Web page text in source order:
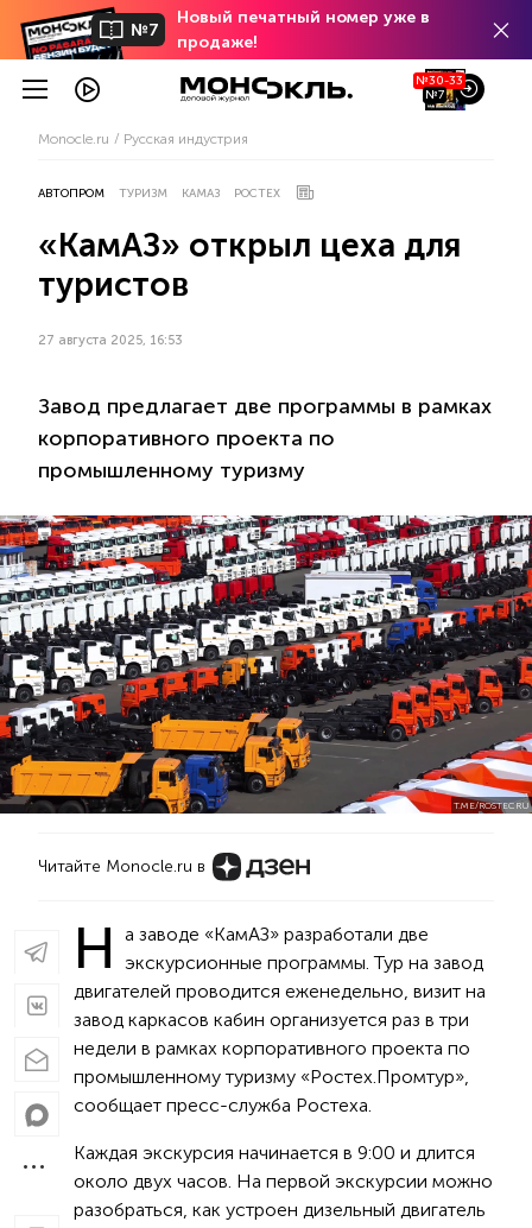
№7
Новый печатный номер уже в
продаже!
№30-33
№7
Monocle.ru Русская индустрия
АВТОПРОМ ТУРИЗМ КАМАЗ РОСТЕХ
«КамАЗ» открыл цеха для
туристов
27 августа 2025, 16:53
Завод предлагает две программы в рамках
корпоративного проекта по
промышленному туризму
T.ME/ROSTECRU
Читайте Monocle.ru в
Н
а заводе «КамАЗ» разработали две
экскурсионные программы. Тур на завод
двигателей проводится еженедельно, визит на
завод каркасов кабин организуется раз в три
недели в рамках корпоративного проекта по
промышленному туризму «Ростех.Промтур»,
сообщает пресс-служба Ростеха.
Каждая экскурсия начинается в 9:00 и длится
около двух часов. На первой экскурсии можно
разобраться, как устроен дизельный двигатель